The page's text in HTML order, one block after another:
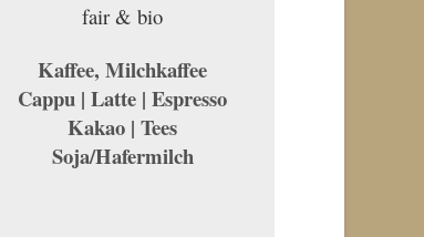
fair & bio
Kaffee, Milchkaffee
Cappu | Latte | Espresso
Kakao | Tees
Soja/Hafermilch